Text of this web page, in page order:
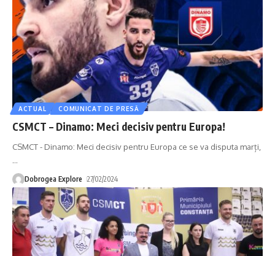
ACTUAL COMUNICAT DE PRESĂ
CSMCT – Dinamo: Meci decisiv pentru Europa!
CSMCT - Dinamo: Meci decisiv pentru Europa ce se va disputa marți,
…
Dobrogea Explore 27/02/2024